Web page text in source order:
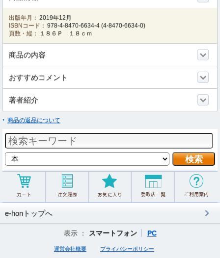
出版年月： 2019年12月
ISBNコード： 978-4-8470-6634-4 (4-8470-6634-0)
頁数・縦：
１８６Ｐ １８ｃｍ
商品の内容
おすすめコメント
著者紹介
商品の返品について
e-honトップへ
表示 ： スマートフォン PC
運営会社概要 プライバシーポリシー